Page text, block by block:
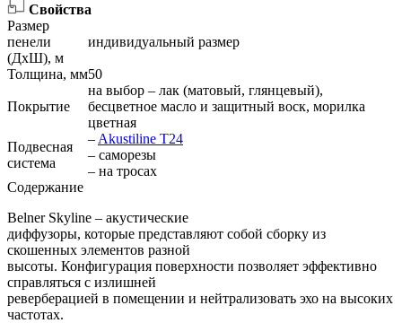
Свойства
Размер
пенели
(ДхШ), м
индивидуальный размер
Толщина, мм50
Покрытие
на выбор – лак (матовый, глянцевый),
бесцветное масло и защитный воск, морилка
цветная
Подвесная
система
– Akustiline T24
– саморезы
– на тросах
Содержание
Belner Skyline – акустические
диффузоры, которые представляют собой сборку из
скошенных элементов разной
высоты. Конфигурация поверхности позволяет эффективно
справляться с излишней
реверберацией в помещении и нейтрализовать эхо на высоких
частотах.